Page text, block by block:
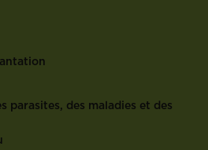
parasites, des maladies et des